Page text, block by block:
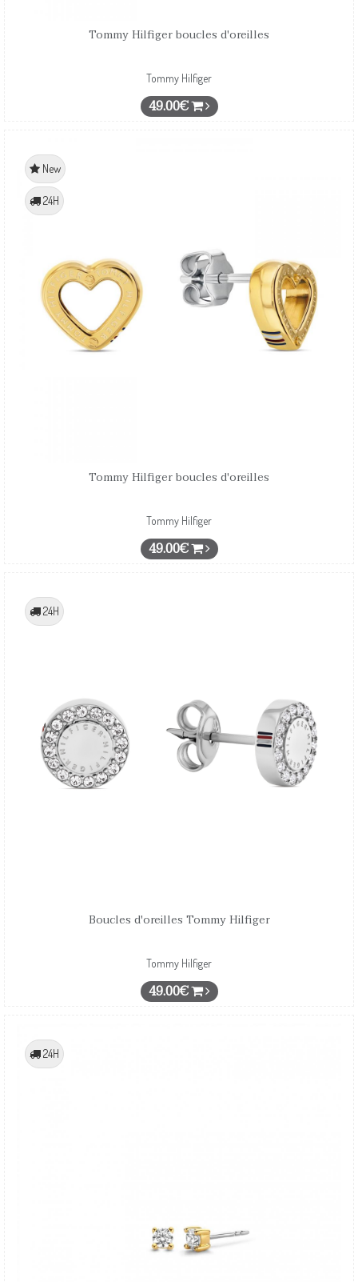
Tommy Hilfiger boucles d'oreilles
Tommy Hilfiger
49.00€
New
24H
Tommy Hilfiger boucles d'oreilles
Tommy Hilfiger
49.00€
24H
Boucles d'oreilles Tommy Hilfiger
Tommy Hilfiger
49.00€
24H